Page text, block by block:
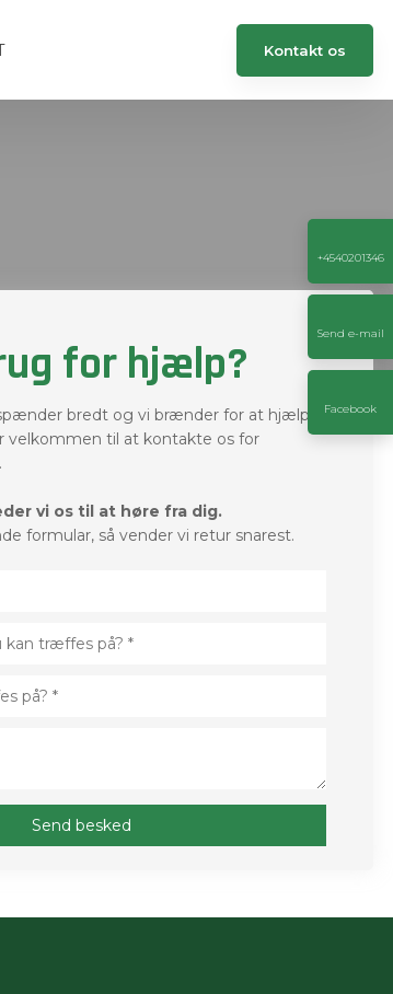
Kontakt os​
for hjælp?
bredt og vi brænder for at hjælpe
velkommen til at kontakte os for
vi os til at høre fra dig.
formular, så vender vi retur snarest.
+4540201346
Send e-mail
Facebook